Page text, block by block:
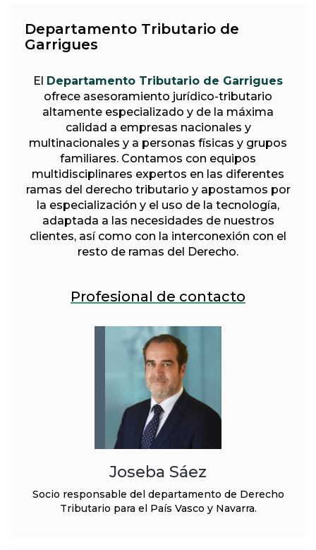
Departamento Tributario de
Garrigues
El Departamento Tributario de Garrigues
ofrece asesoramiento jurídico-tributario
altamente especializado y de la máxima
calidad a empresas nacionales y
multinacionales y a personas físicas y grupos
familiares. Contamos con equipos
multidisciplinares expertos en las diferentes
ramas del derecho tributario y apostamos por
la especialización y el uso de la tecnología,
adaptada a las necesidades de nuestros
clientes, así como con la interconexión con el
resto de ramas del Derecho.
Profesional de contacto
Joseba Sáez
Socio responsable del departamento de Derecho
Tributario para el País Vasco y Navarra.